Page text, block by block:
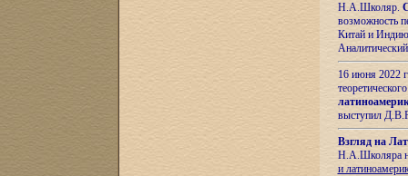
Н.А.Школяр.
возможность
Китай и
16 июня 2022
выступил
Взгляд на
Н.А.Школяра
и